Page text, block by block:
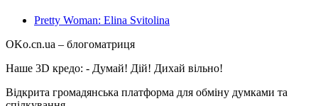
Pretty Woman: Elina Svitolina
OKo.cn.ua – блогоматриця
Наше 3D кредо: - Думай! Дій! Дихай вільно!
Відкрита громадянська платформа для обміну думками та